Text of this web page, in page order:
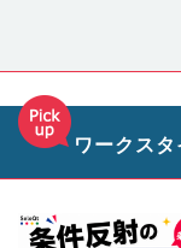
ワークス